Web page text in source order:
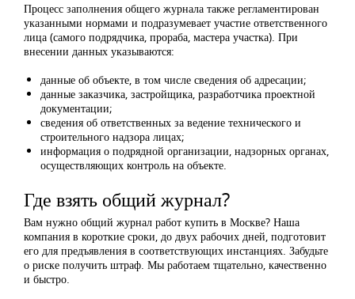
Процесс заполнения общего журнала также регламентирован
указанными нормами и подразумевает участие ответственного
лица (самого подрядчика, прораба, мастера участка). При
внесении данных указываются:
данные об объекте, в том числе сведения об адресации;
данные заказчика, застройщика, разработчика проектной
документации;
сведения об ответственных за ведение технического и
строительного надзора лицах;
информация о подрядной организации, надзорных органах,
осуществляющих контроль на объекте.
Где взять общий журнал?
Вам нужно общий журнал работ купить в Москве? Наша
компания в короткие сроки, до двух рабочих дней, подготовит
его для предъявления в соответствующих инстанциях. Забудьте
о риске получить штраф. Мы работаем тщательно, качественно
и быстро.